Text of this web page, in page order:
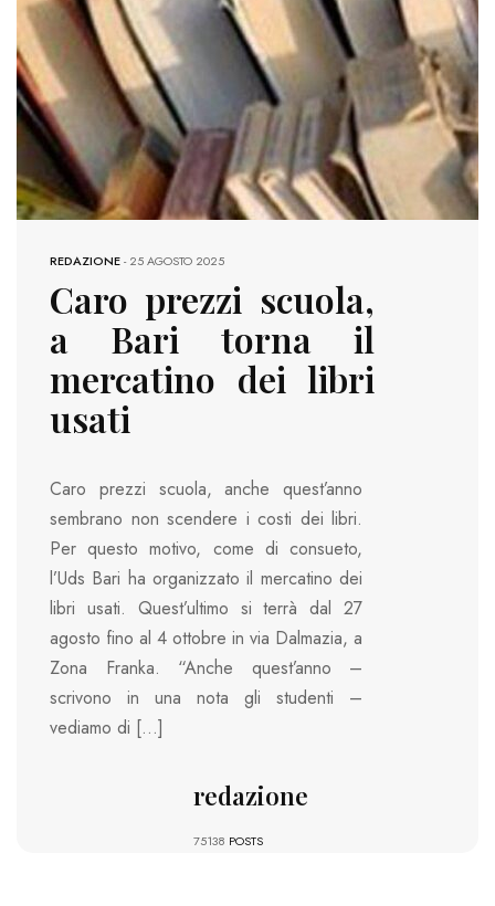
REDAZIONE-25 AGOSTO 2025
Caro prezzi scuola,
a Bari torna il
mercatino dei libri
usati
Caro prezzi scuola, anche quest’anno
sembrano non scendere i costi dei libri.
Per questo motivo, come di consueto,
l’Uds Bari ha organizzato il mercatino dei
libri usati. Quest’ultimo si terrà dal 27
agosto fino al 4 ottobre in via Dalmazia, a
Zona Franka. “Anche quest’anno –
scrivono in una nota gli studenti –
vediamo di […]
redazione
75138 POSTS